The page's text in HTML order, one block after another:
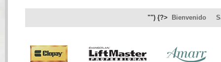
"") {?> Bienvenido